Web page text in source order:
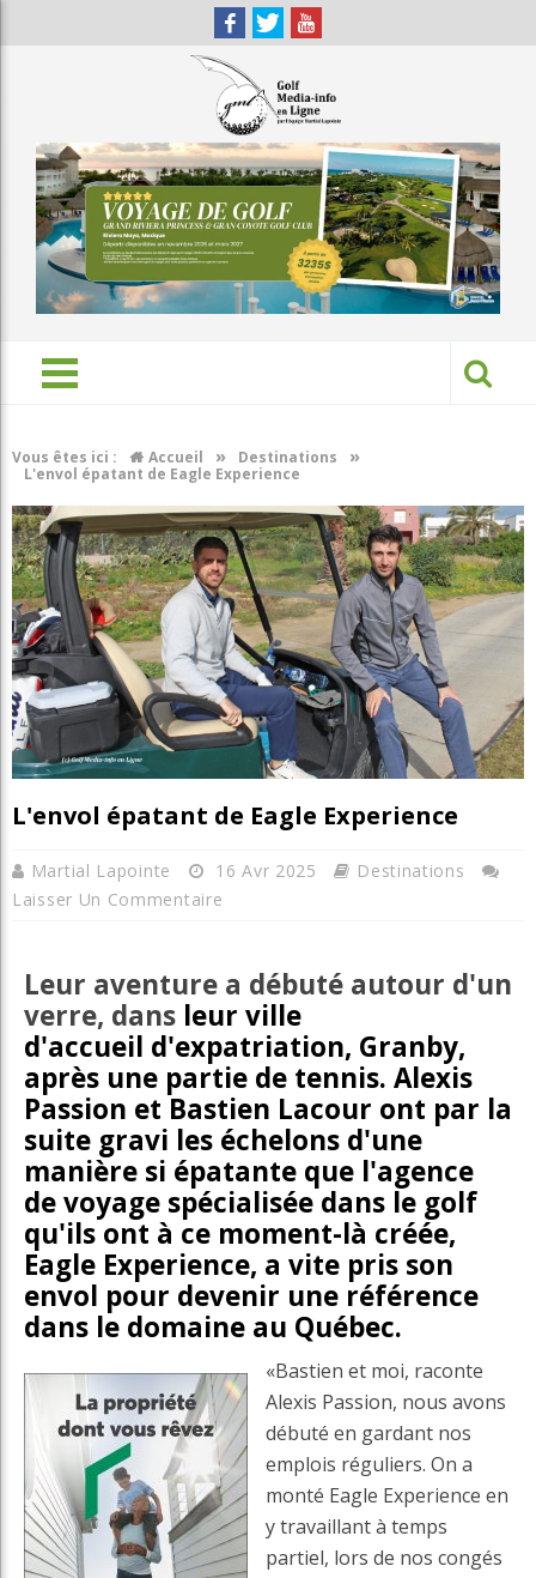
Vous êtes ici : Accueil » Destinations »
L'envol épatant de Eagle Experience
L'envol épatant de Eagle Experience
Martial Lapointe 16 Avr 2025
Destinations
Laisser Un Commentaire
Leur aventure a débuté autour d'un
verre, dans leur ville
d'accueil d'expatriation, Granby,
après une partie de tennis. Alexis
Passion et Bastien Lacour ont par la
suite gravi les échelons d'une
manière si épatante que l'agence
de voyage spécialisée dans le golf
qu'ils ont à ce moment-là créée,
Eagle Experience, a vite pris son
envol pour devenir une référence
dans le domaine au Québec.
«Bastien et moi, raconte
Alexis Passion, nous avons
débuté en gardant nos
emplois réguliers. On a
monté Eagle Experience en
y travaillant à temps
partiel, lors de nos congés